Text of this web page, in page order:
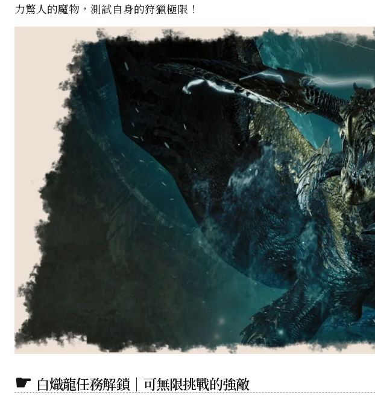
力驚人的魔物，測試自身的狩獵極限！
白熾龍任務解鎖｜可無限挑戰的強敵